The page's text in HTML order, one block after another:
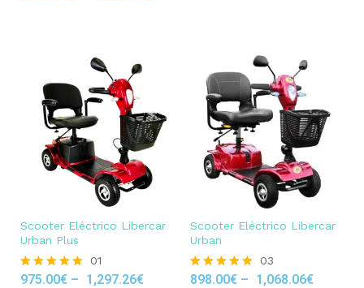
Scooter Eléctrico Libercar
Urban Plus
Rated
01
975.00€ – 1,297.26€
Scooter Eléctrico Libercar
Urban
Rated
03
898.00€ – 1,068.06€